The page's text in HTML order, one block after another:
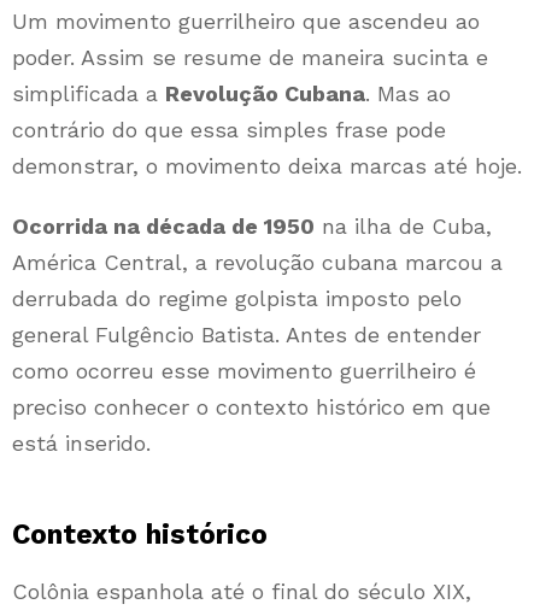
Um movimento guerrilheiro que ascendeu ao
poder. Assim se resume de maneira sucinta e
simplificada a Revolução Cubana. Mas ao
contrário do que essa simples frase pode
demonstrar, o movimento deixa marcas até hoje.
Ocorrida na década de 1950 na ilha de Cuba,
América Central, a revolução cubana marcou a
derrubada do regime golpista imposto pelo
general Fulgêncio Batista. Antes de entender
como ocorreu esse movimento guerrilheiro é
preciso conhecer o contexto histórico em que
está inserido.
Contexto histórico
Colônia espanhola até o final do século XIX,